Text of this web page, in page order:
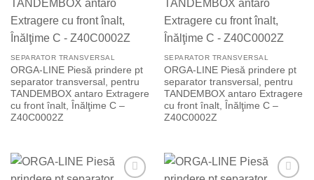
SEPARATOR TRANSVERSAL
ORGA-LINE Piesă prindere pt
separator transversal, pentru
TANDEMBOX antaro Extragere
cu front înalt, Înălţime C –
Z40C0002Z
SEPARATOR TRANSVERSAL
ORGA-LINE Piesă prindere pt
separator transversal, pentru
TANDEMBOX antaro Extragere
cu front înalt, Înălţime C –
Z40C0002Z